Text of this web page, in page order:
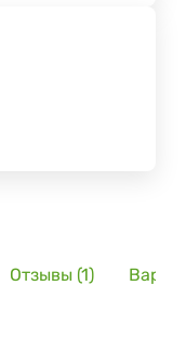
Отзывы (1)